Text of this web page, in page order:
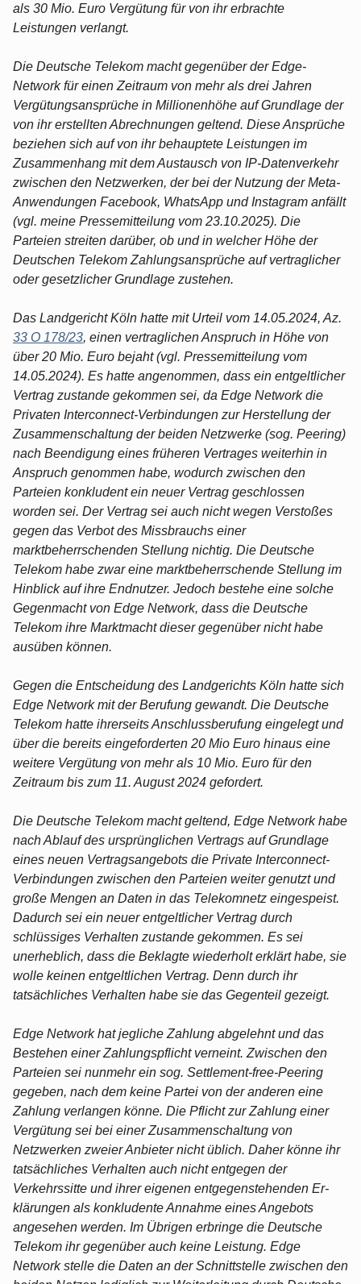
als 30 Mio. Euro Vergütung für von ihr erbrachte
Leistungen verlangt.
Die Deutsche Telekom macht gegenüber der Edge-
Network für einen Zeitraum von mehr als drei Jahren
Vergütungsansprüche in Millionenhöhe auf Grundlage der
von ihr erstellten Abrechnungen geltend. Diese Ansprüche
beziehen sich auf von ihr behauptete Leistungen im
Zusammenhang mit dem Austausch von IP-Datenverkehr
zwischen den Netzwerken, der bei der Nutzung der Meta-
Anwendungen Facebook, WhatsApp und Instagram anfällt
(vgl. meine Pressemitteilung vom 23.10.2025). Die
Parteien streiten darüber, ob und in welcher Höhe der
Deutschen Telekom Zahlungsansprüche auf vertraglicher
oder gesetzlicher Grundlage zustehen.
Das Landgericht Köln hatte mit Urteil vom 14.05.2024, Az.
33 O 178/23, einen vertraglichen Anspruch in Höhe von
über 20 Mio. Euro bejaht (vgl. Pressemitteilung vom
14.05.2024). Es hatte angenommen, dass ein entgeltlicher
Vertrag zustande gekommen sei, da Edge Network die
Privaten Interconnect-Verbindungen zur Herstellung der
Zusammenschaltung der beiden Netzwerke (sog. Peering)
nach Beendigung eines früheren Vertrages weiterhin in
Anspruch genommen habe, wodurch zwischen den
Parteien konkludent ein neuer Vertrag geschlossen
worden sei. Der Vertrag sei auch nicht wegen Verstoßes
gegen das Verbot des Missbrauchs einer
marktbeherrschenden Stellung nichtig. Die Deutsche
Telekom habe zwar eine marktbeherrschende Stellung im
Hinblick auf ihre Endnutzer. Jedoch bestehe eine solche
Gegenmacht von Edge Network, dass die Deutsche
Telekom ihre Marktmacht dieser gegenüber nicht habe
ausüben können.
Gegen die Entscheidung des Landgerichts Köln hatte sich
Edge Network mit der Berufung gewandt. Die Deutsche
Telekom hatte ihrerseits Anschlussberufung eingelegt und
über die bereits eingeforderten 20 Mio Euro hinaus eine
weitere Vergütung von mehr als 10 Mio. Euro für den
Zeitraum bis zum 11. August 2024 gefordert.
Die Deutsche Telekom macht geltend, Edge Network habe
nach Ablauf des ursprünglichen Vertrags auf Grundlage
eines neuen Vertragsangebots die Private Interconnect-
Verbindungen zwischen den Parteien weiter genutzt und
große Mengen an Daten in das Telekomnetz eingespeist.
Dadurch sei ein neuer entgeltlicher Vertrag durch
schlüssiges Verhalten zustande gekommen. Es sei
unerheblich, dass die Beklagte wiederholt erklärt habe, sie
wolle keinen entgeltlichen Vertrag. Denn durch ihr
tatsächliches Verhalten habe sie das Gegenteil gezeigt.
Edge Network hat jegliche Zahlung abgelehnt und das
Bestehen einer Zahlungspflicht verneint. Zwischen den
Parteien sei nunmehr ein sog. Settlement-free-Peering
gegeben, nach dem keine Partei von der anderen eine
Zahlung verlangen könne. Die Pflicht zur Zahlung einer
Vergütung sei bei einer Zusammenschaltung von
Netzwerken zweier Anbieter nicht üblich. Daher könne ihr
tatsächliches Verhalten auch nicht entgegen der
Verkehrssitte und ihrer eigenen entgegenstehenden Er-
klärungen als konkludente Annahme eines Angebots
angesehen werden. Im Übrigen erbringe die Deutsche
Telekom ihr gegenüber auch keine Leistung. Edge
Network stelle die Daten an der Schnittstelle zwischen den